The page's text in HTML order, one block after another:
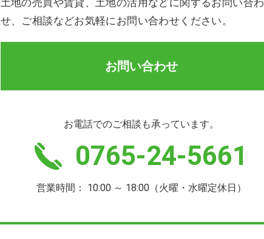
土地の売買や賃貸、土地の活用などに関するお問い合わ
せ、ご相談などお気軽にお問い合わせください。
お問い合わせ
お電話でのご相談も承っています。
0765-24-5661
営業時間： 10:00 ～ 18:00（火曜・水曜定休日）